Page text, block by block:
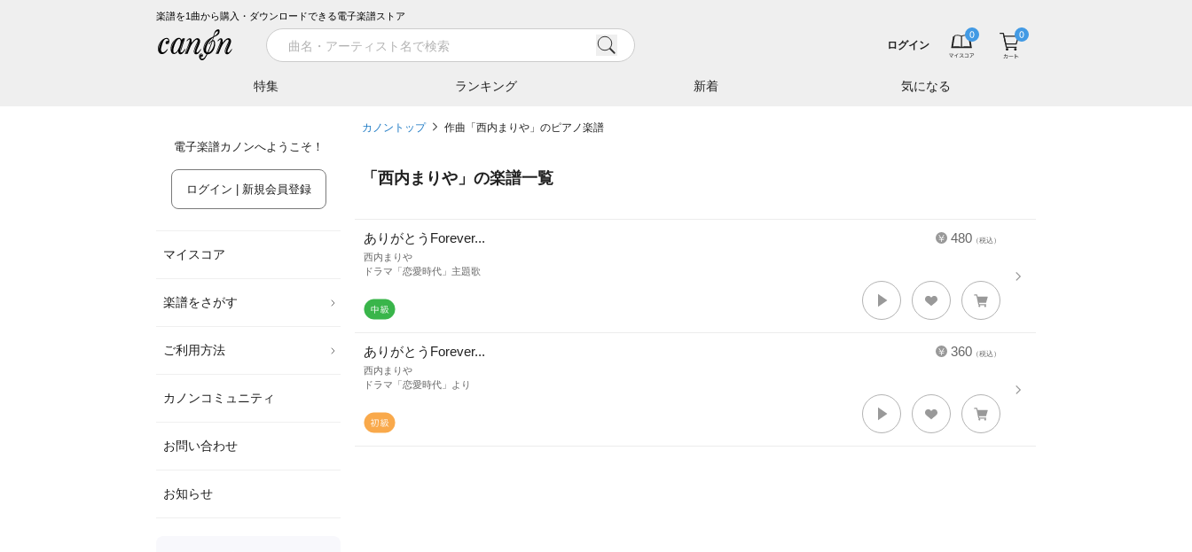
楽譜を1曲から購入・ダウンロードできる電子楽譜ストア
特集 ランキング 新着 気になる
ログイン
電子楽譜カノンへようこそ！
ログイン | 新規会員登録
マイスコア
楽譜をさがす
ご利用方法
カノンコミュニティ
お問い合わせ
お知らせ
カノントップ 作曲「西内まりや」のピアノ楽譜
「 西内まりや 」の楽譜一覧
480 （税込）
ありがとうForever...
西内まりや
ドラマ「恋愛時代」主題歌
360 （税込）
ありがとうForever...
西内まりや
ドラマ「恋愛時代」より